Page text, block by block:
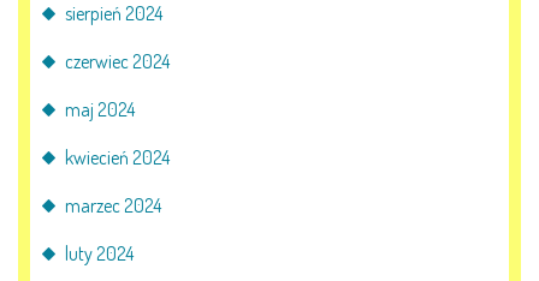
sierpień 2024
czerwiec 2024
maj 2024
kwiecień 2024
marzec 2024
luty 2024